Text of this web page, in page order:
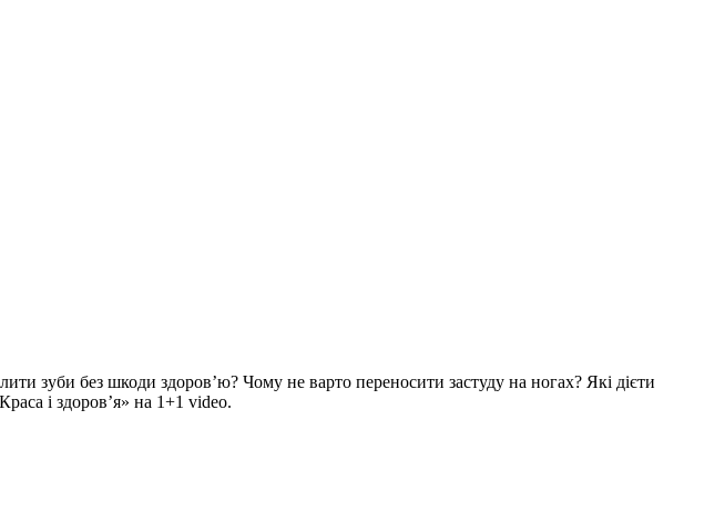
зуби без шкоди здоров’ю? Чому не варто переносити застуду на ногах? Які дієти
і здоров’я» на 1+1 video.